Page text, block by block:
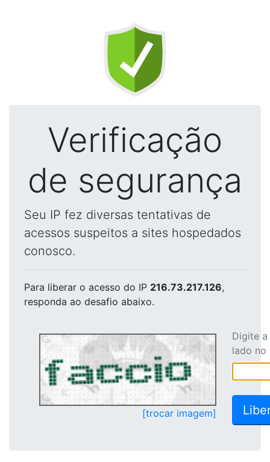
Verificação
de segurança
Seu IP fez diversas tentativas de
acessos suspeitos a sites hospedados
conosco.
Para liberar o acesso do IP 216.73.217.126,
responda ao desafio abaixo.
[trocar imagem]
Digite
lado no